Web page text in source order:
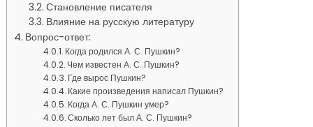
Становление писателя
Влияние на русскую литературу
Вопрос-ответ:
Когда родился А. С. Пушкин?
Чем известен А. С. Пушкин?
Где вырос Пушкин?
Какие произведения написал Пушкин?
Когда А. С. Пушкин умер?
Сколько лет был А. С. Пушкин?